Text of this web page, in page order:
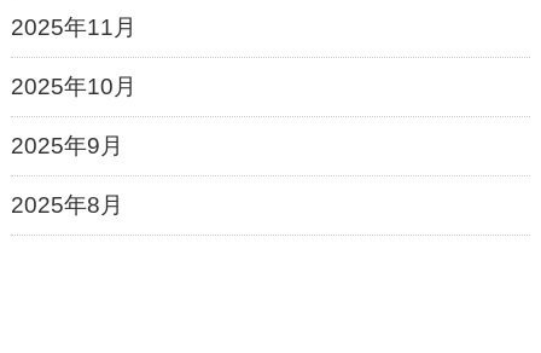
2025年11月
2025年10月
2025年9月
2025年8月